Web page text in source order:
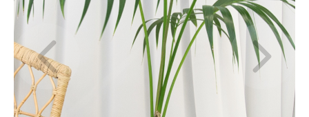
Previous slide Next